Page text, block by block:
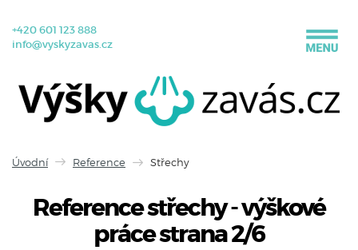
+420 601 123 888
info@vyskyzavas.cz
Úvodní Reference Střechy
Reference střechy - výškové
práce strana 2/6